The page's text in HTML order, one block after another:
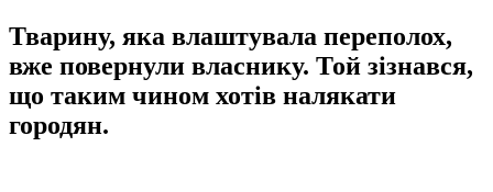
Тварину, яка влаштувала переполох,
вже повернули власнику. Той зізнався,
що таким чином хотів налякати
городян.